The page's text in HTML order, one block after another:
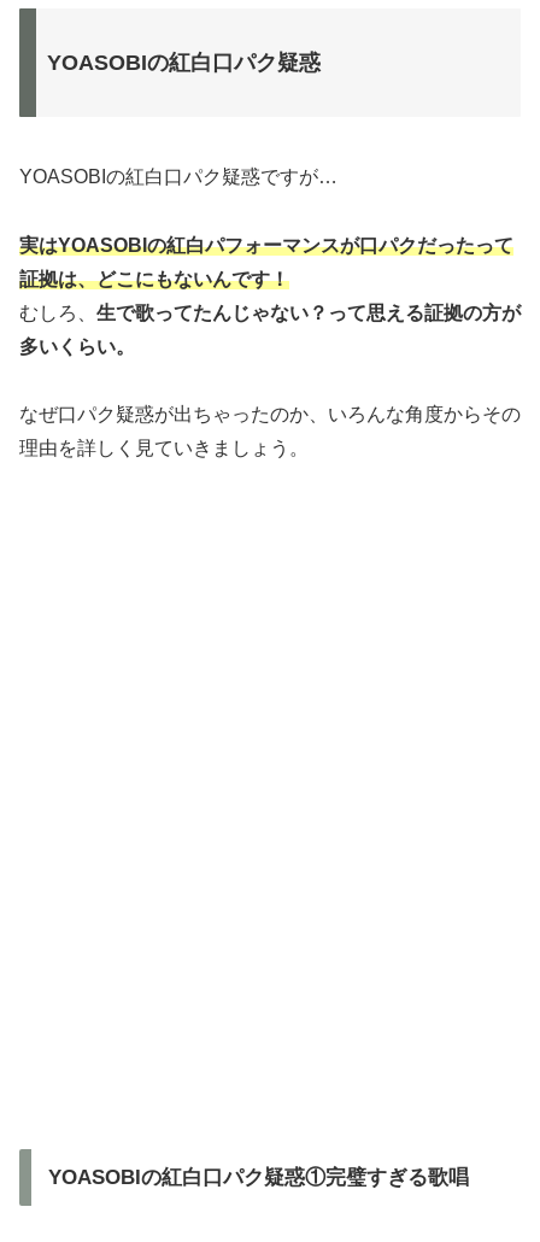
YOASOBIの紅白口パク疑惑
YOASOBIの紅白口パク疑惑ですが…
実はYOASOBIの紅白パフォーマンスが口パクだったって
証拠は、どこにもないんです！
むしろ、 生で歌ってたんじゃない？って思える証拠の方が
多いくらい。
なぜ口パク疑惑が出ちゃったのか、いろんな角度からその
理由を詳しく見ていきましょう。
YOASOBIの紅白口パク疑惑①完璧すぎる歌唱